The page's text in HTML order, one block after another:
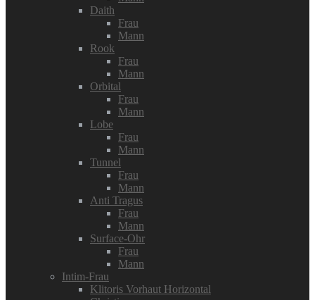
Daith
Frau
Mann
Rook
Frau
Mann
Orbital
Frau
Mann
Lobe
Frau
Mann
Tunnel
Frau
Mann
Anti Tragus
Frau
Mann
Surface-Ohr
Frau
Mann
Intim-Frau
Klitoris Vorhaut Horizontal